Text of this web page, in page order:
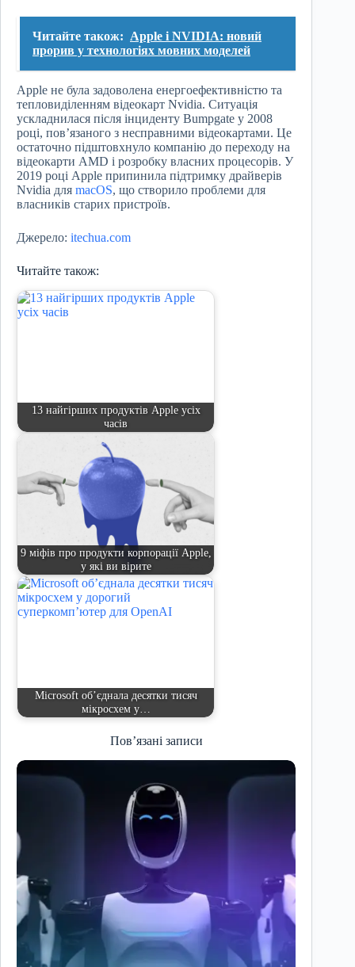
Читайте також: Apple і NVIDIA: новий
прорив у технологіях мовних моделей
Apple не була задоволена енергоефективністю та
тепловиділенням відеокарт Nvidia. Ситуація
ускладнилася після інциденту Bumpgate у 2008
році, пов’язаного з несправними відеокартами. Це
остаточно підштовхнуло компанію до переходу на
відеокарти AMD і розробку власних процесорів. У
2019 році Apple припинила підтримку драйверів
Nvidia для macOS, що створило проблеми для
власників старих пристроїв.
Джерело: itechua.com
Читайте також:
13 найгірших продуктів Apple усіх
часів
9 міфів про продукти корпорації Apple,
у які ви вірите
Microsoft об’єднала десятки тисяч
мікросхем у…
Пов’язані записи